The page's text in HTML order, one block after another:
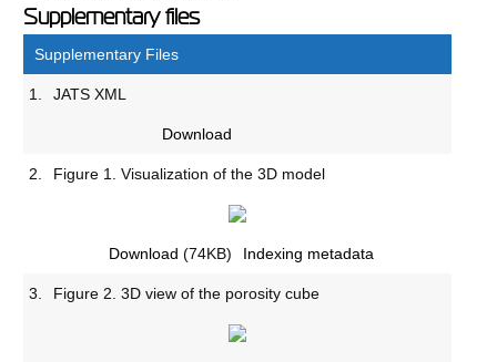
Supplementary files
Supplementary Files
1. JATS XML
Download
2. Figure 1. Visualization of the 3D model
Download (74KB) Indexing metadata
3. Figure 2. 3D view of the porosity cube